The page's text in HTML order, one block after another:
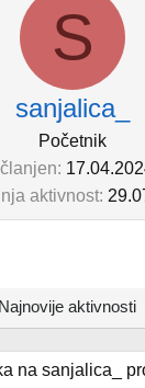
S
sanjalica_
Početnik
aktivnost
Najnovije aktivnosti
na sanjalica_